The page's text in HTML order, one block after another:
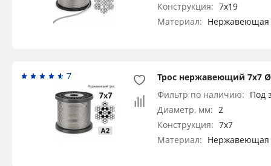
Конструкция: 7x19
Материал: Нержавеющая
7
Трос нержавеющий 7х7
Фильтр по наличию: Под
Диаметр, мм: 2
Конструкция: 7x7
Материал: Нержавеющая